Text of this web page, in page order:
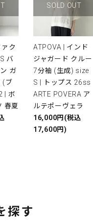
ク
バ
ガ
(ブ
| ボ
春夏
SOLD OUT
ATPOVA | インド
ジャガード クルー
7分袖 (生成) size
S | トップス 26ss
ARTE POVERA ア
ルテポーヴェラ
16,000円(税込
17,600円)
探す